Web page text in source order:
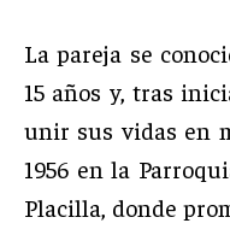
La pareja se
15 años y, tras
unir sus vidas en
1956 en la
Placilla, donde